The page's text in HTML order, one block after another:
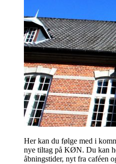
Her kan du følge med i
nye tiltag på KØN. Du kan
åbningstider, nyt fra caféen